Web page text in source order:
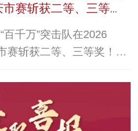
市赛斩获二等、三等
百千万”突击队在2026
赛斩获二等、三等奖！7
庆市赛决赛在肇庆星湖大
科教集团旗下广州华商学
程”突击队凭借扎实的项目